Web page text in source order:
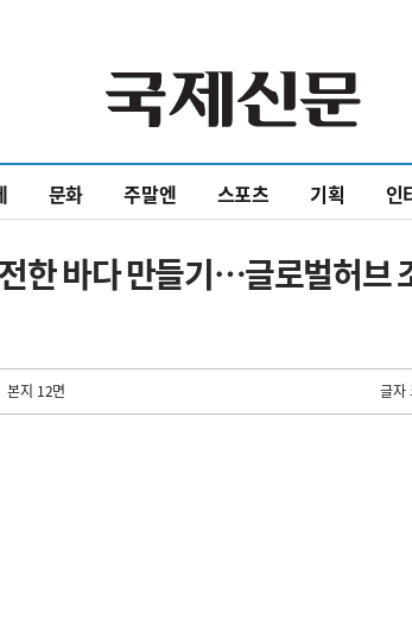
문화 주말엔 스포츠 기획 인
한 바다 만들기…글로벌허브
지 12면 글자